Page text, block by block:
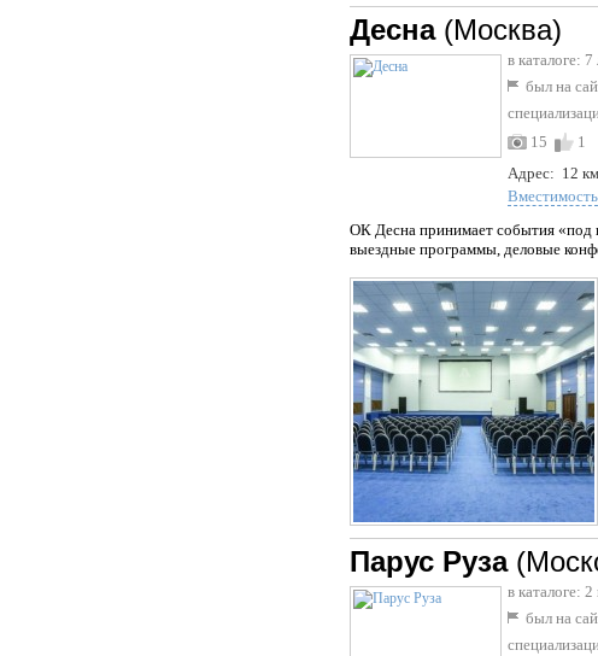
Десна (Москва)
в каталоге:
был на
15
1
Адрес: 12
Вместимость
ОК Десна принимает события «под
выездные программы, деловые
Парус Руза
в каталоге:
был на